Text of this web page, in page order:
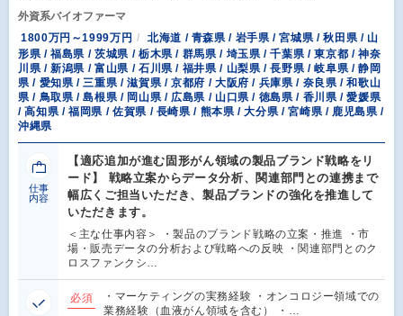
外資系バイオファーマ
1800万円～1999万円
北海道 / 青森県 / 岩手県 / 宮城県 / 秋田県 / 山
形県 / 福島県 / 茨城県 / 栃木県 / 群馬県 / 埼玉県 / 千葉県 / 東京都 / 神奈
川県 / 新潟県 / 富山県 / 石川県 / 福井県 / 山梨県 / 長野県 / 岐阜県 / 静岡
県 / 愛知県 / 三重県 / 滋賀県 / 京都府 / 大阪府 / 兵庫県 / 奈良県 / 和歌山
県 / 鳥取県 / 島根県 / 岡山県 / 広島県 / 山口県 / 徳島県 / 香川県 / 愛媛県
/ 高知県 / 福岡県 / 佐賀県 / 長崎県 / 熊本県 / 大分県 / 宮崎県 / 鹿児島県 /
沖縄県
仕事
内容
【適応追加が進む固形がん領域の製品ブランド戦略をリ
ード】 戦略立案からデータ分析、関連部門との連携まで
幅広くご担当いただき、製品ブランドの強化を推進して
いただきます。
＜主な仕事内容＞ ・製品のブランド戦略の立案・推進 ・市
場・販売データの分析および戦略への反映 ・関連部門とのク
ロスファンクシ…
必須
・マーケティングの実務経験 ・オンコロジー領域での
業務経験（血液がん領域を含む） ・…